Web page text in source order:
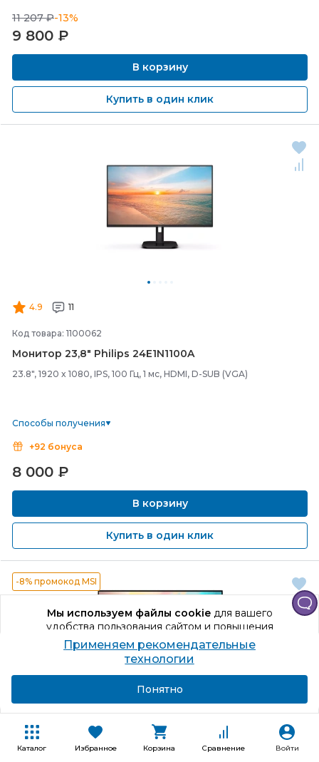
Каталог Избранное Корзина Сравнение Войти
Мы используем файлы cookieдля вашего
удобства пользования сайтом и повышения
качества рекомендаций.
Продолжая использование сайта, вы даете
согласие на обработку персональных данных
11 207 ₽-13%
9 800 ₽
В корзину
Купить в один клик
4.9 11
Код товара: 1100062
Монитор 23,8" Philips 24E1N1100A
23.8", 1920 x 1080, IPS, 100 Гц, 1 мс, HDMI, D-SUB (VGA)
Способы получения
+92 бонуса
8 000 ₽
В корзину
Купить в один клик
-8% промокод MSI
Применяем рекомендательные
технологии
Понятно